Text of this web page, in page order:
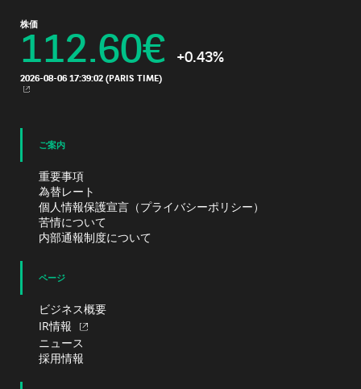
株価
112.60€ +0.43%
2026-08-06 17:39:02 (PARIS TIME)
新規ウィンドウ
ご案内
重要事項
為替レート
個人情報保護宣言（プライバシーポリシー）
苦情について
内部通報制度について
ページ
ビジネス概要
IR情報
ニュース
採用情報